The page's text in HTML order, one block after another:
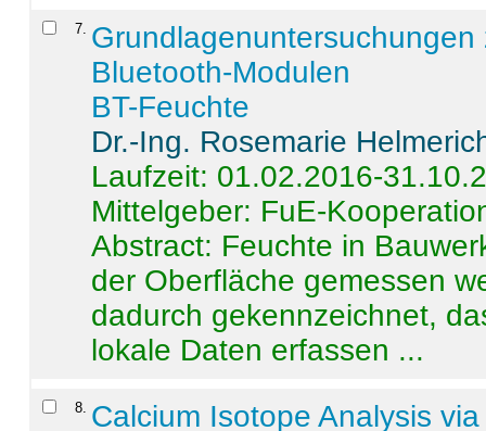
7
Bluetooth-Modulen
BT-Feuchte
Dr.-Ing. Rosemarie
Laufzeit: 01.02.2016-
Mittelgeber: FuE-
Abstract: Feuchte in
der Oberfläche gemessen
dadurch gekennzeichnet,
lokale Daten erfassen ...
8 Calcium Isotope Analysis